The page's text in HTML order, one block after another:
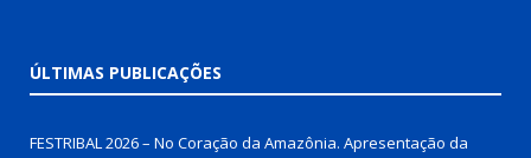
ÚLTIMAS PUBLICAÇÕES
FESTRIBAL 2026 – No Coração da Amazônia. Apresentação da